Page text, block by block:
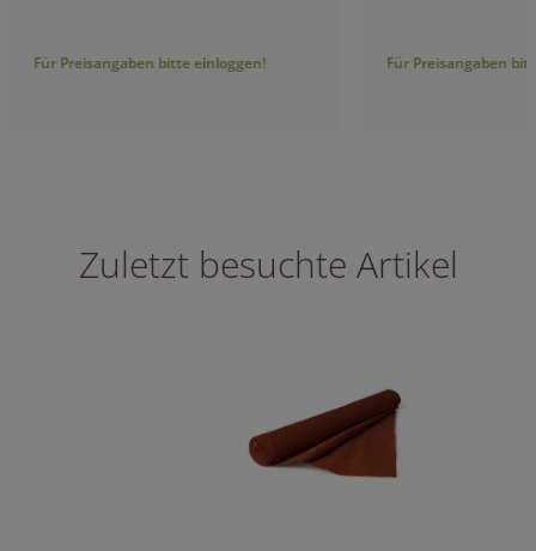
Für Preisangaben bitte einloggen! Für Preisangaben
Zuletzt besuchte Artikel